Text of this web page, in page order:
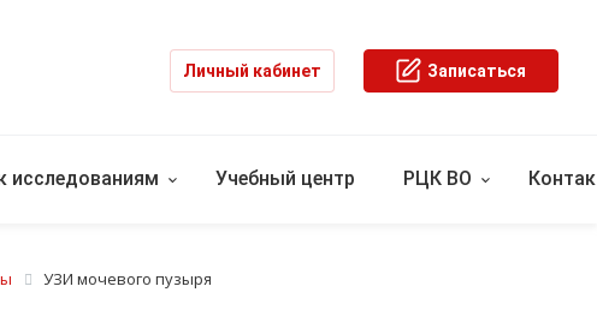
Личный кабинет Записаться
исследованиям Учебный центр РЦК ВО
УЗИ мочевого пузыря